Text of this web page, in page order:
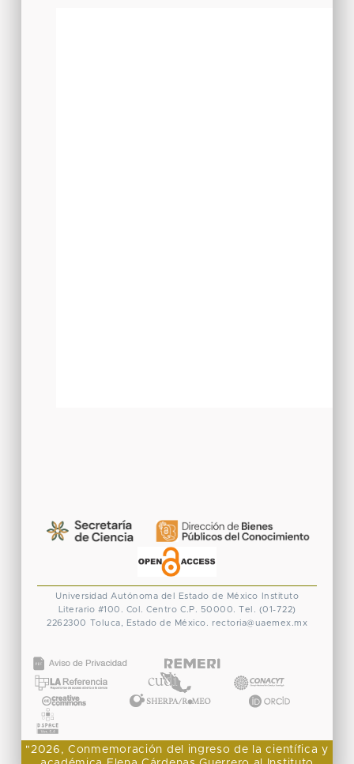
Universidad Autónoma del Estado de México
Instituto
Literario #100. Col. Centro C.P. 50000. Tel. (01-722)
2262300 Toluca, Estado de México. rectoria@uaemex.mx
"2026, Conmemoración del ingreso de la científica y